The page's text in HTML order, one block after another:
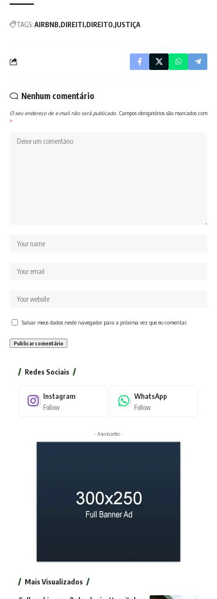
TAGS: AIRBNB DIREITI DIREITO JUSTIÇA
Nenhum comentário
O seu endereço de e-mail não será publicado. Campos obrigatórios são marcados com
*
Salvar meus dados neste navegador para a próxima vez que eu comentar.
Redes Sociais
Instagram
Follow
WhatsApp
Follow
- Anunciantes -
Mais Visualizados